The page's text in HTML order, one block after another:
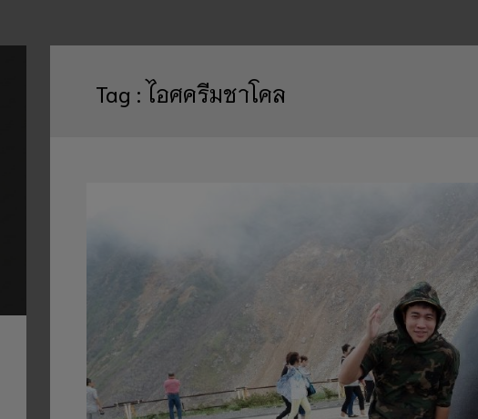
Tag : ไอศครีมชาโคล